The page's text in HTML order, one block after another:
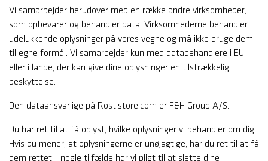
Vi samarbejder herudover med en række andre virksomheder,
som opbevarer og behandler data. Virksomhederne behandler
udelukkende oplysninger på vores vegne og må ikke bruge dem
til egne formål. Vi samarbejder kun med databehandlere i EU
eller i lande, der kan give dine oplysninger en tilstrækkelig
beskyttelse.
Den dataansvarlige på Rostistore.com er F&H Group A/S.
Du har ret til at få oplyst, hvilke oplysninger vi behandler om dig.
Hvis du mener, at oplysningerne er unøjagtige, har du ret til at få
dem rettet. I nogle tilfælde har vi pligt til at slette dine